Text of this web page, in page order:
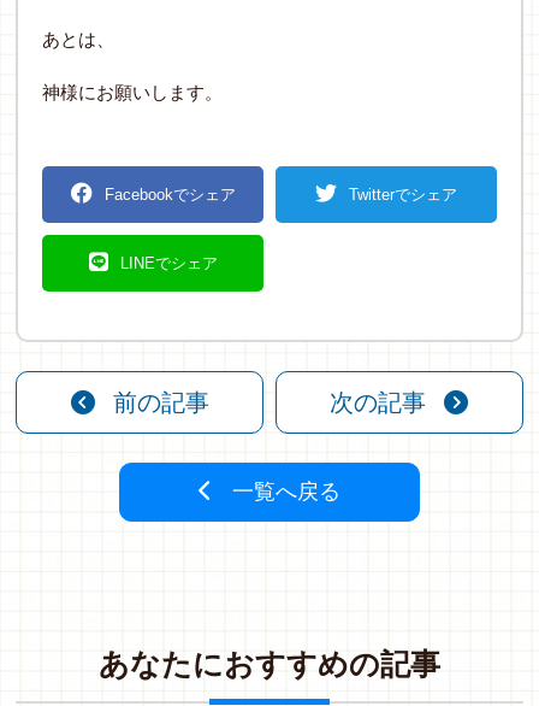
あとは、
神様にお願いします。
Facebookでシェア Twitterでシェア
LINEでシェア
前の記事 次の記事
一覧へ戻る
あなたにおすすめの記事